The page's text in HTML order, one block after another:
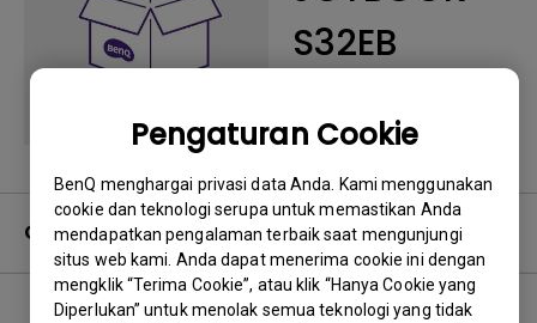
Pengaturan Cookie
BenQ menghargai privasi data Anda. Kami menggunakan
cookie dan teknologi serupa untuk memastikan Anda
mendapatkan pengalaman terbaik saat mengunjungi
situs web kami. Anda dapat menerima cookie ini dengan
mengklik “Terima Cookie”, atau klik “Hanya Cookie yang
Diperlukan” untuk menolak semua teknologi yang tidak
S32EB
Garansi